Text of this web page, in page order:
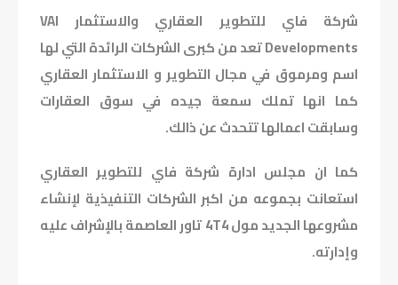
شركة فاي للتطوير العقاري والاستثمار VAI
Developments تعد من كبرى الشركات الرائدة التي لها
اسم ومرموق في مجال التطوير و الاستثمار العقاري
كما انها تملك سمعة جيده في سوق العقارات
وسابقت اعمالها تتحدث عن ذالك.
كما ان مجلس ادارة شركة فاي للتطوير العقاري
استعانت بجموعه من اكبر الشركات التنفيذية لإنشاء
مشروعها الجديد مول 4T4 تاور العاصمة بالإشراف عليه
وإدارته.